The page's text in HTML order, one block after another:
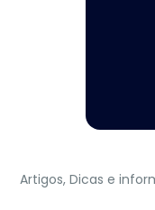
Artigos, Dicas e